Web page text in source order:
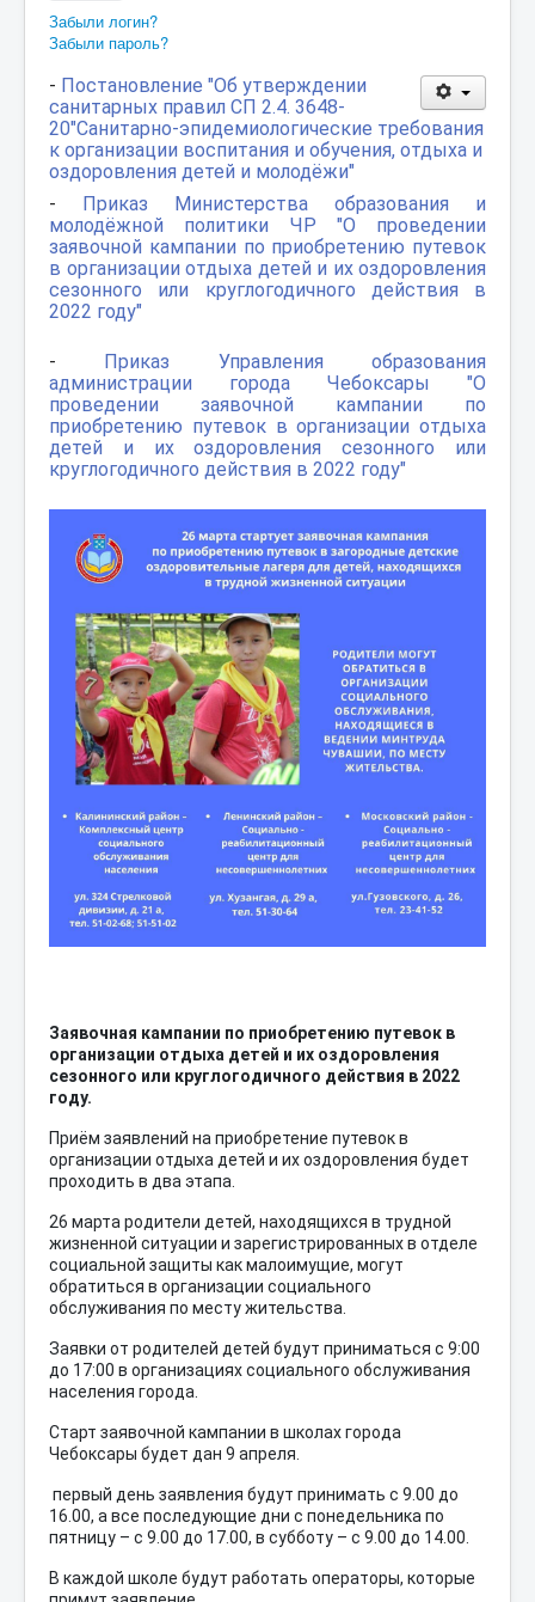
Забыли логин?
Забыли пароль?
- Постановление "Об утверждении
санитарных правил СП 2.4. 3648-
20"Санитарно-эпидемиологические требования
к организации воспитания и обучения, отдыха и
оздоровления детей и молодёжи"
- Приказ Министерства образования и
молодёжной политики ЧР "О проведении
заявочной кампании по приобретению путевок
в организации отдыха детей и их оздоровления
сезонного или круглогодичного действия в
2022 году"
- Приказ Управления образования
администрации города Чебоксары "О
проведении заявочной кампании по
приобретению путевок в организации отдыха
детей и их оздоровления сезонного или
круглогодичного действия в 2022 году"
Заявочная кампании по приобретению путевок в
организации отдыха детей и их оздоровления
сезонного или круглогодичного действия в 2022
году.
Приём заявлений на приобретение путевок в
организации отдыха детей и их оздоровления будет
проходить в два этапа.
26 марта родители детей, находящихся в трудной
жизненной ситуации и зарегистрированных в отделе
социальной защиты как малоимущие, могут
обратиться в организации социального
обслуживания по месту жительства.
Заявки от родителей детей будут приниматься с 9:00
до 17:00 в организациях социального обслуживания
населения города.
Старт заявочной кампании в школах города
Чебоксары будет дан 9 апреля.
первый день заявления будут принимать с 9.00 до
16.00, а все последующие дни с понедельника по
пятницу – с 9.00 до 17.00, в субботу – с 9.00 до 14.00.
В каждой школе будут работать операторы, которые